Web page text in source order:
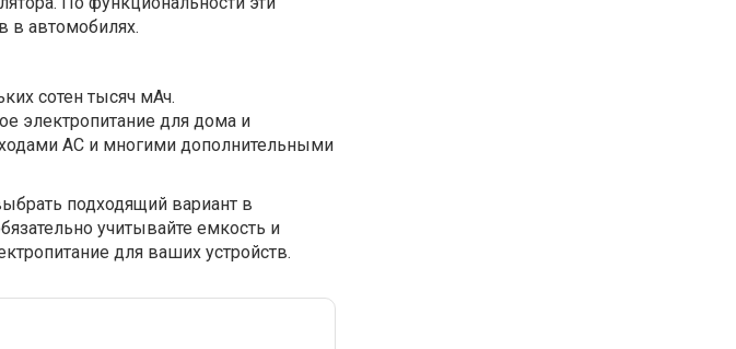
в автомобилях.
сотен тысяч мАч.
электропитание для дома и
AC и многими дополнительными
подходящий вариант в
учитывайте емкость и
для ваших устройств.